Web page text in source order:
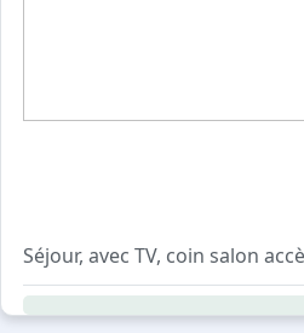
Séjour, avec TV, coin salon
Cuisine équipée ouverte sur
Chambre 1 : 1 lit 2 personne